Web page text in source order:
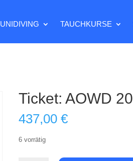
UNIDIVING TAUCHKURSE
Ticket: AOWD
437,00€
6 vorrätig